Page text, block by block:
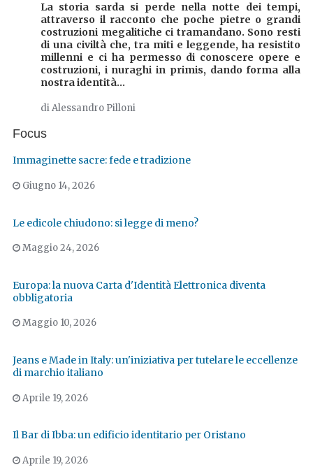
La storia sarda si perde nella notte dei tempi,
attraverso il racconto che poche pietre o grandi
costruzioni megalitiche ci tramandano. Sono resti
di una civiltà che, tra miti e leggende, ha resistito
millenni e ci ha permesso di conoscere opere e
costruzioni, i nuraghi in primis, dando forma alla
nostra identità...
di Alessandro Pilloni
Focus
Immaginette sacre: fede e tradizione
Giugno 14, 2026
Le edicole chiudono: si legge di meno?
Maggio 24, 2026
Europa: la nuova Carta d'Identità Elettronica diventa
obbligatoria
Maggio 10, 2026
Jeans e Made in Italy: un'iniziativa per tutelare le eccellenze
di marchio italiano
Aprile 19, 2026
Il Bar di Ibba: un edificio identitario per Oristano
Aprile 19, 2026